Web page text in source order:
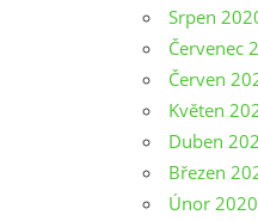
Srpen
Červenec
Červen
Květen
Duben
Březen
Únor 2020